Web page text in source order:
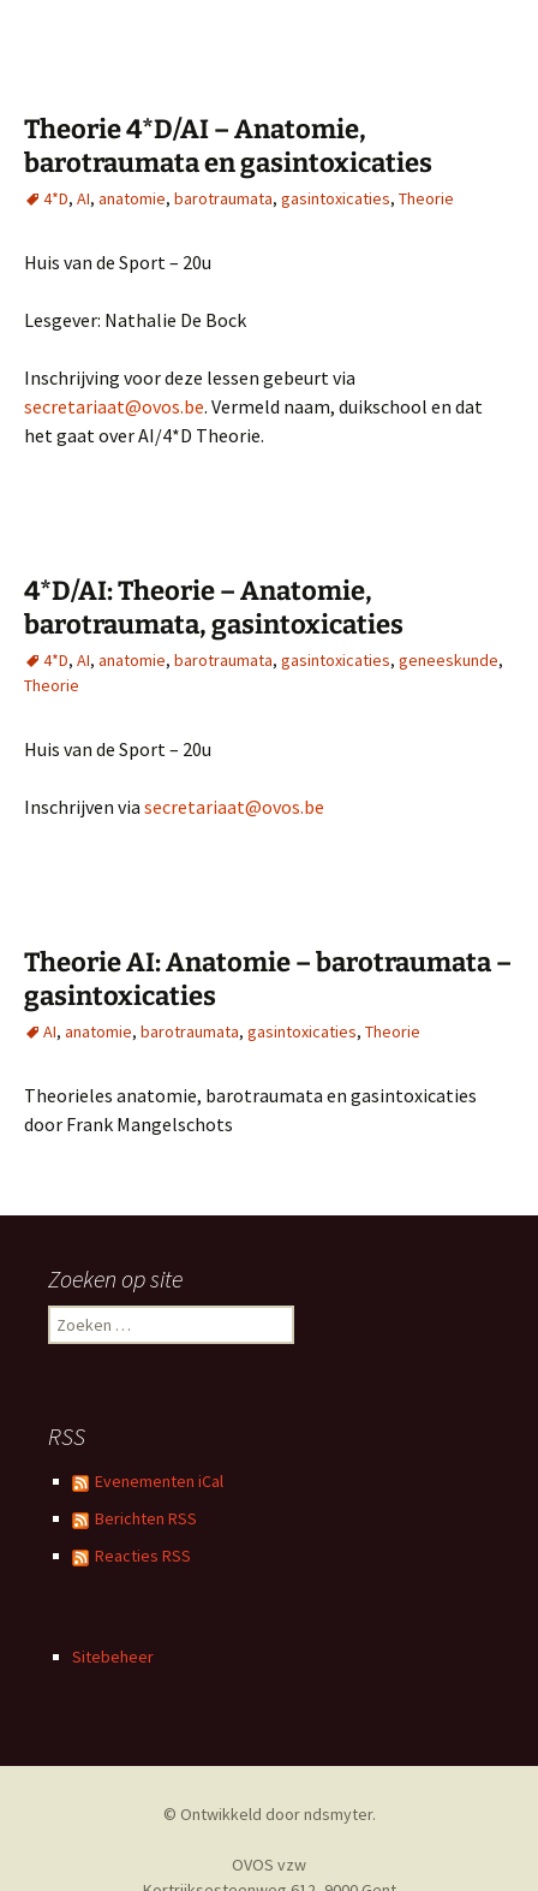
Theorie 4*D/AI – Anatomie,
barotraumata en gasintoxicaties
4*D, AI, anatomie, barotraumata, gasintoxicaties, Theorie
Huis van de Sport – 20u
Lesgever: Nathalie De Bock
Inschrijving voor deze lessen gebeurt via
secretariaat@ovos.be. Vermeld naam, duikschool en dat
het gaat over AI/4*D Theorie.
4*D/AI: Theorie – Anatomie,
barotraumata, gasintoxicaties
4*D, AI, anatomie, barotraumata, gasintoxicaties, geneeskunde,
Theorie
Huis van de Sport – 20u
Inschrijven via secretariaat@ovos.be
Theorie AI: Anatomie – barotraumata –
gasintoxicaties
AI, anatomie, barotraumata, gasintoxicaties, Theorie
Theorieles anatomie, barotraumata en gasintoxicaties
door Frank Mangelschots
Zoeken op site
Zoeken
naar:
RSS
Evenementen iCal
Berichten RSS
Reacties RSS
Sitebeheer
© Ontwikkeld doorndsmyter.
OVOS vzw